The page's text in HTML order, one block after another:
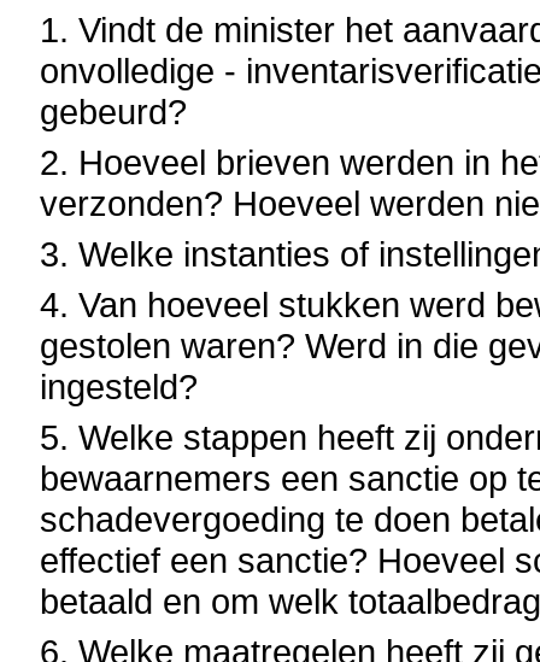
1. Vindt de minister het
onvolledige -
gebeurd?
2. Hoeveel brieven werden in
verzonden? Hoeveel werden
3. Welke instanties of
4. Van hoeveel stukken werd
gestolen waren? Werd in die
ingesteld?
5. Welke stappen heeft zij
bewaarnemers een sanctie op
schadevergoeding te doen
effectief een sanctie? Hoeveel
betaald en om welk
6. Welke maatregelen heeft zij